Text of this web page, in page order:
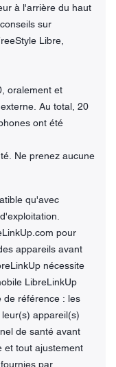
à l'arrière du haut
sur
Libre,
oralement et
Au total, 20
ont été
Ne prenez aucune
qu'avec
pour
appareils avant
nécessite
LibreLinkUp
de référence : les
appareil(s)
de santé avant
et tout ajustement
par